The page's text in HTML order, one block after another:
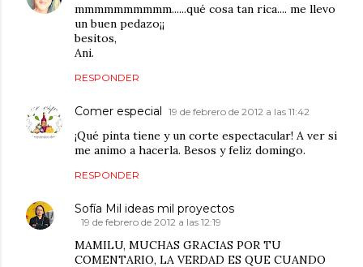
mmmmmmmmmm......qué cosa tan rica.... me llevo
un buen pedazo¡¡
besitos,
Ani.
RESPONDER
Comer especial 19 de febrero de 2012 a las 11:42
¡Qué pinta tiene y un corte espectacular! A ver si
me animo a hacerla. Besos y feliz domingo.
RESPONDER
Sofía Mil ideas mil proyectos
19 de febrero de 2012 a las 12:19
MAMILU, MUCHAS GRACIAS POR TU
COMENTARIO, LA VERDAD ES QUE CUANDO